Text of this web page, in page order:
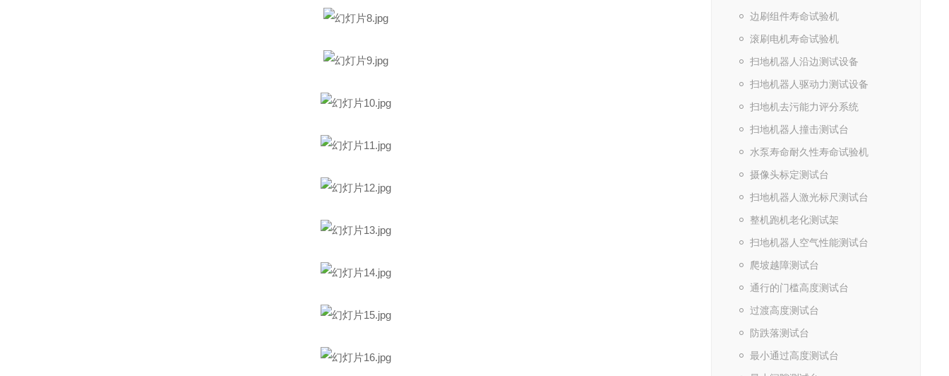
边刷组件寿命试验机
滚刷电机寿命试验机
扫地机器人沿边测试设备
扫地机器人驱动力测试设备
扫地机去污能力评分系统
扫地机器人撞击测试台
水泵寿命耐久性寿命试验机
摄像头标定测试台
扫地机器人激光标尺测试台
整机跑机老化测试架
扫地机器人空气性能测试台
爬坡越障测试台
通行的门槛高度测试台
过渡高度测试台
防跌落测试台
最小通过高度测试台